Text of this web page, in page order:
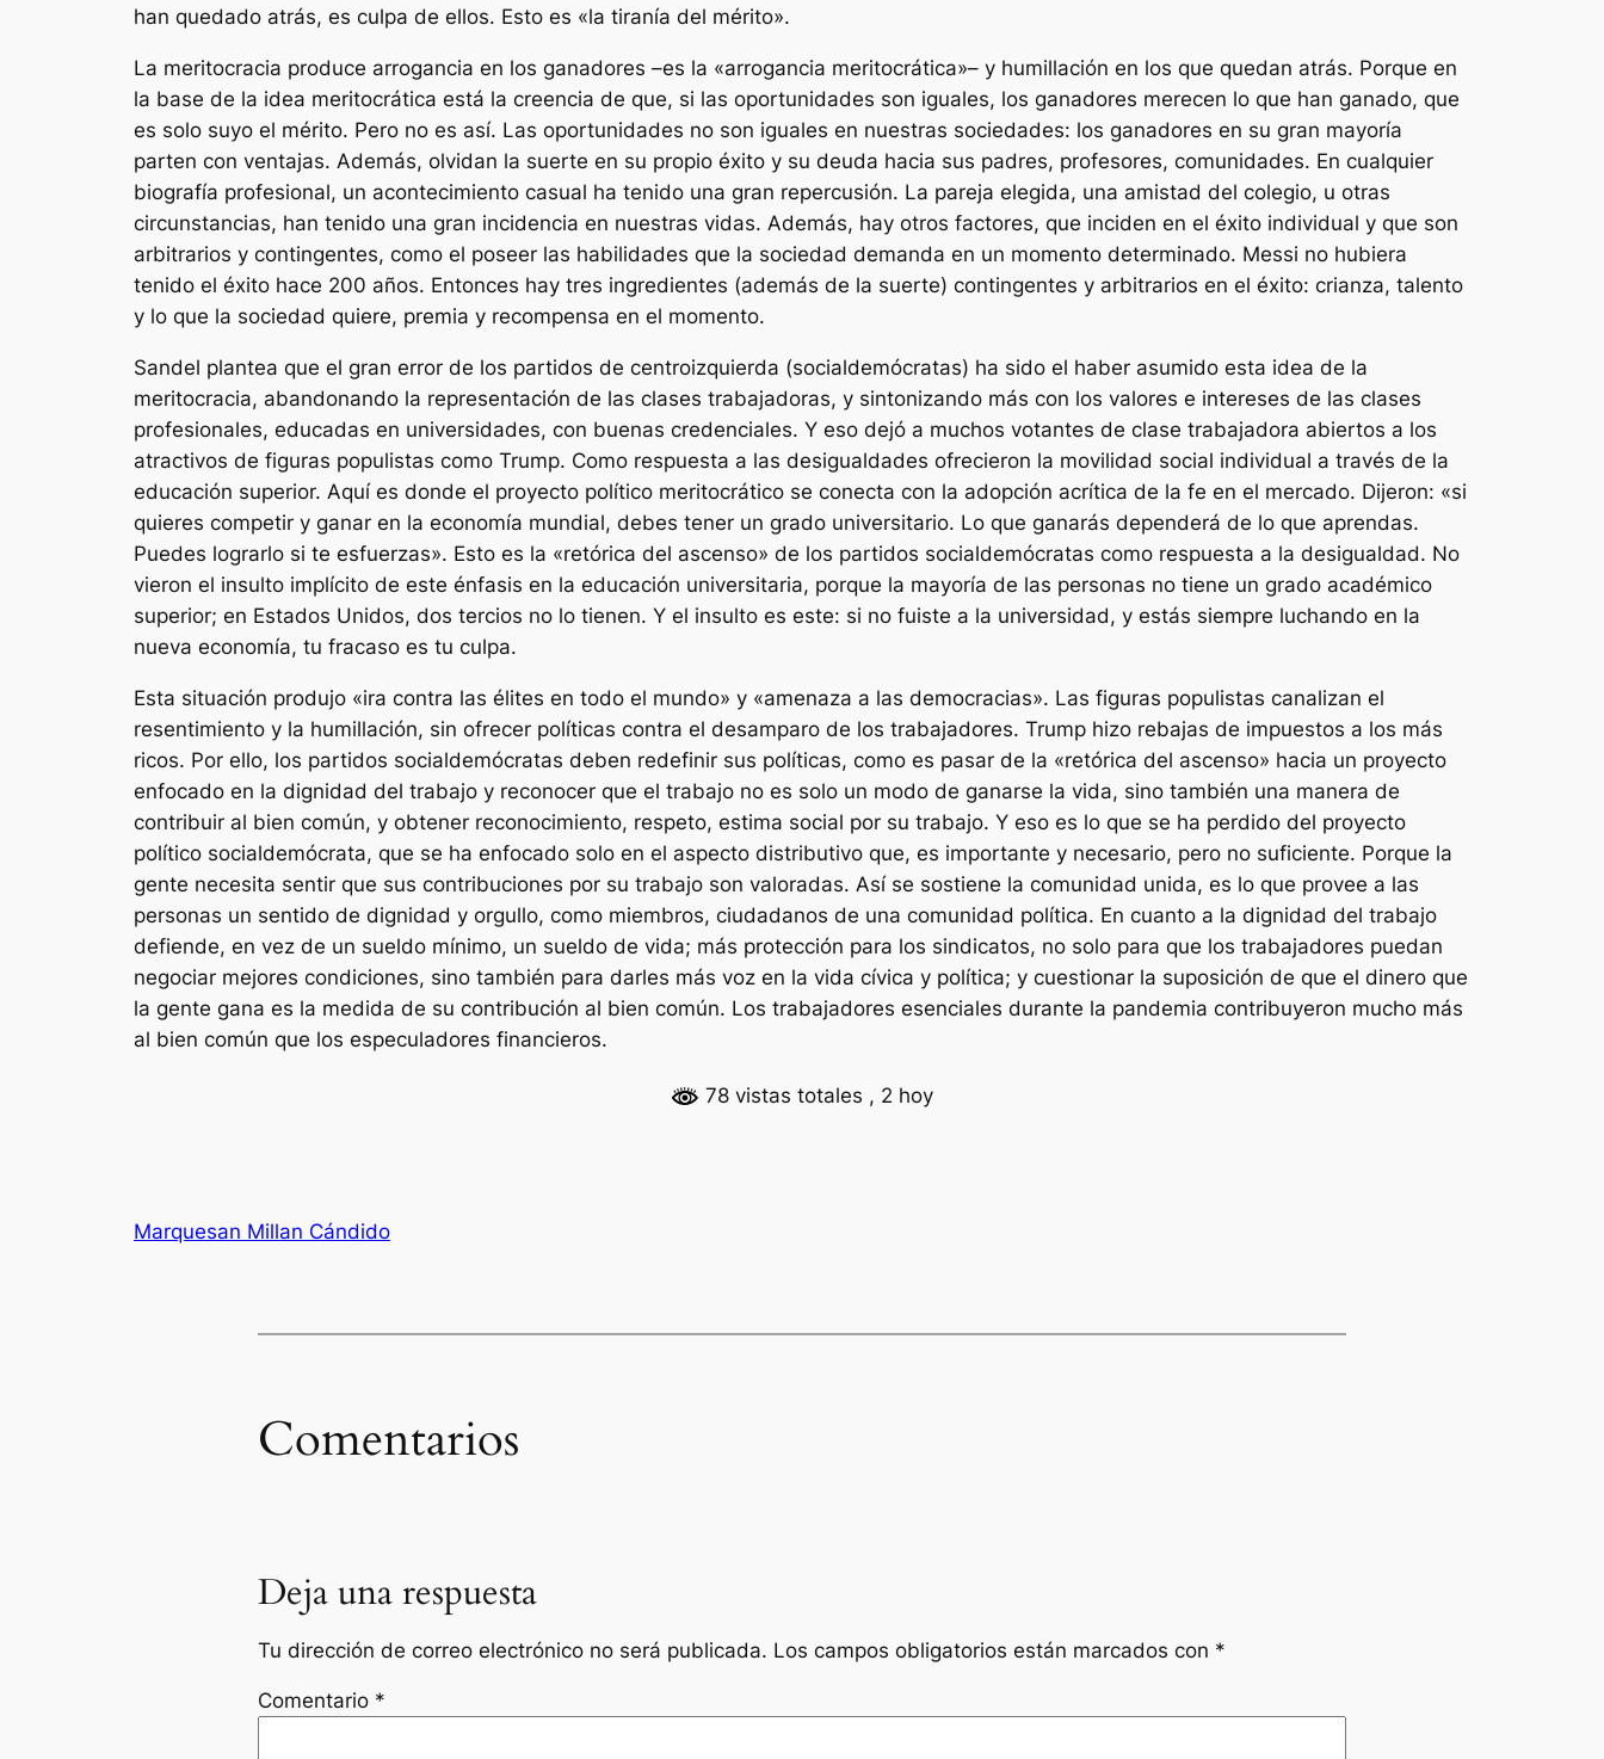
han quedado atrás, es culpa de ellos. Esto es «la tiranía del mérito».
La meritocracia produce arrogancia en los ganadores –es la «arrogancia meritocrática»– y humillación en los que quedan atrás. Porque en
la base de la idea meritocrática está la creencia de que, si las oportunidades son iguales, los ganadores merecen lo que han ganado, que
es solo suyo el mérito. Pero no es así. Las oportunidades no son iguales en nuestras sociedades: los ganadores en su gran mayoría
parten con ventajas. Además, olvidan la suerte en su propio éxito y su deuda hacia sus padres, profesores, comunidades. En cualquier
biografía profesional, un acontecimiento casual ha tenido una gran repercusión. La pareja elegida, una amistad del colegio, u otras
circunstancias, han tenido una gran incidencia en nuestras vidas. Además, hay otros factores, que inciden en el éxito individual y que son
arbitrarios y contingentes, como el poseer las habilidades que la sociedad demanda en un momento determinado. Messi no hubiera
tenido el éxito hace 200 años. Entonces hay tres ingredientes (además de la suerte) contingentes y arbitrarios en el éxito: crianza, talento
y lo que la sociedad quiere, premia y recompensa en el momento.
Sandel plantea que el gran error de los partidos de centroizquierda (socialdemócratas) ha sido el haber asumido esta idea de la
meritocracia, abandonando la representación de las clases trabajadoras, y sintonizando más con los valores e intereses de las clases
profesionales, educadas en universidades, con buenas credenciales. Y eso dejó a muchos votantes de clase trabajadora abiertos a los
atractivos de figuras populistas como Trump. Como respuesta a las desigualdades ofrecieron la movilidad social individual a través de la
educación superior. Aquí es donde el proyecto político meritocrático se conecta con la adopción acrítica de la fe en el mercado. Dijeron: «si
quieres competir y ganar en la economía mundial, debes tener un grado universitario. Lo que ganarás dependerá de lo que aprendas.
Puedes lograrlo si te esfuerzas». Esto es la «retórica del ascenso» de los partidos socialdemócratas como respuesta a la desigualdad. No
vieron el insulto implícito de este énfasis en la educación universitaria, porque la mayoría de las personas no tiene un grado académico
superior; en Estados Unidos, dos tercios no lo tienen. Y el insulto es este: si no fuiste a la universidad, y estás siempre luchando en la
nueva economía, tu fracaso es tu culpa.
Esta situación produjo «ira contra las élites en todo el mundo» y «amenaza a las democracias». Las figuras populistas canalizan el
resentimiento y la humillación, sin ofrecer políticas contra el desamparo de los trabajadores. Trump hizo rebajas de impuestos a los más
ricos. Por ello, los partidos socialdemócratas deben redefinir sus políticas, como es pasar de la «retórica del ascenso» hacia un proyecto
enfocado en la dignidad del trabajo y reconocer que el trabajo no es solo un modo de ganarse la vida, sino también una manera de
contribuir al bien común, y obtener reconocimiento, respeto, estima social por su trabajo. Y eso es lo que se ha perdido del proyecto
político socialdemócrata, que se ha enfocado solo en el aspecto distributivo que, es importante y necesario, pero no suficiente. Porque la
gente necesita sentir que sus contribuciones por su trabajo son valoradas. Así se sostiene la comunidad unida, es lo que provee a las
personas un sentido de dignidad y orgullo, como miembros, ciudadanos de una comunidad política. En cuanto a la dignidad del trabajo
defiende, en vez de un sueldo mínimo, un sueldo de vida; más protección para los sindicatos, no solo para que los trabajadores puedan
negociar mejores condiciones, sino también para darles más voz en la vida cívica y política; y cuestionar la suposición de que el dinero que
la gente gana es la medida de su contribución al bien común. Los trabajadores esenciales durante la pandemia contribuyeron mucho más
al bien común que los especuladores financieros.
78 vistas totales , 2 hoy
Marquesan Millan Cándido
Comentarios
Deja una respuesta
Tu dirección de correo electrónico no será publicada. Los campos obligatorios están marcados con *
Comentario *